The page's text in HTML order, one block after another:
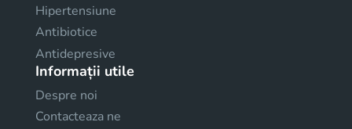
Hipertensiune
Antibiotice
Antidepresive
Informații utile
Despre noi
Contacteaza ne